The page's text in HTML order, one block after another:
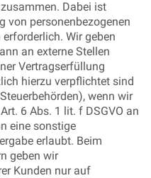
Dabei ist
von personenbezogenen
Wir geben
an externe Stellen
Vertragserfüllung
hierzu verpflichtet sind
wenn wir
6 Abs. 1 lit. f DSGVO an
eine sonstige
erlaubt. Beim
geben wir
Kunden nur auf